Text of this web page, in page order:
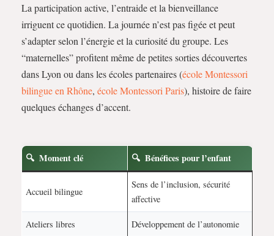
La participation active, l’entraide et la bienveillance
irriguent ce quotidien. La journée n’est pas figée et peut
s’adapter selon l’énergie et la curiosité du groupe. Les
“maternelles” profitent même de petites sorties découvertes
dans Lyon ou dans les écoles partenaires (école Montessori
bilingue en Rhône, école Montessori Paris), histoire de faire
quelques échanges d’accent.
Moment clé Bénéfices pour l’enfant
Accueil bilingue
Sens de l’inclusion, sécurité
affective
Ateliers libres Développement de l’autonomie